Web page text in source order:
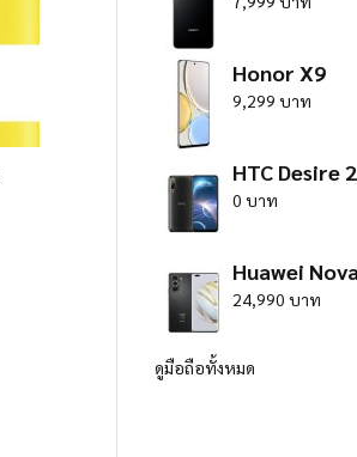
Honor X9
9,299 บาท
HTC Desire
0 บาท
Huawei
24,990 บาท
ดูมือถือทั้งหมด